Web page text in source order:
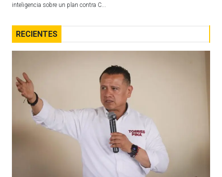
inteligencia sobre un plan contra C...
RECIENTES